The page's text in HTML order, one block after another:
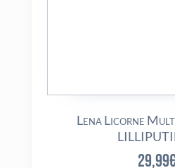
Lena Licorne
29,99